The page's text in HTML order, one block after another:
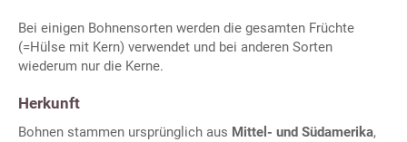
Bei einigen Bohnensorten werden die gesamten Früchte
(=Hülse mit Kern) verwendet und bei anderen Sorten
wiederum nur die Kerne.
Herkunft
Bohnen stammen ursprünglich aus Mittel- und Südamerika,